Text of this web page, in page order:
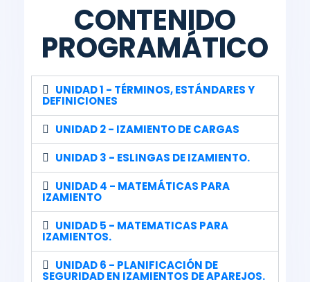
CONTENIDO
PROGRAMÁTICO
UNIDAD 1 - TÉRMINOS, ESTÁNDARES Y
DEFINICIONES
UNIDAD 2 - IZAMIENTO DE CARGAS
UNIDAD 3 - ESLINGAS DE IZAMIENTO.
UNIDAD 4 - MATEMÁTICAS PARA
IZAMIENTO
UNIDAD 5 - MATEMATICAS PARA
IZAMIENTOS.
UNIDAD 6 - PLANIFICACIÓN DE
SEGURIDAD EN IZAMIENTOS DE APAREJOS.